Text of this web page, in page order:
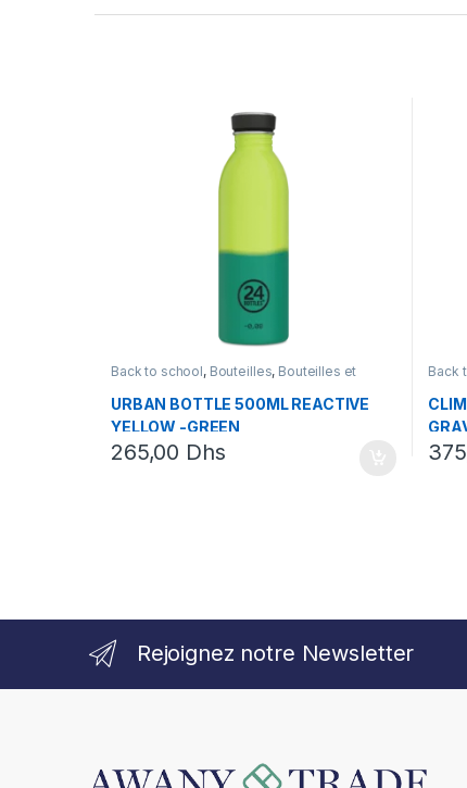
Back to school, Bouteilles, Bouteilles et
URBAN BOTTLE 500ML REACTIVE
YELLOW -GREEN
265,00 Dhs
Back
Rejoignez notre Newsletter